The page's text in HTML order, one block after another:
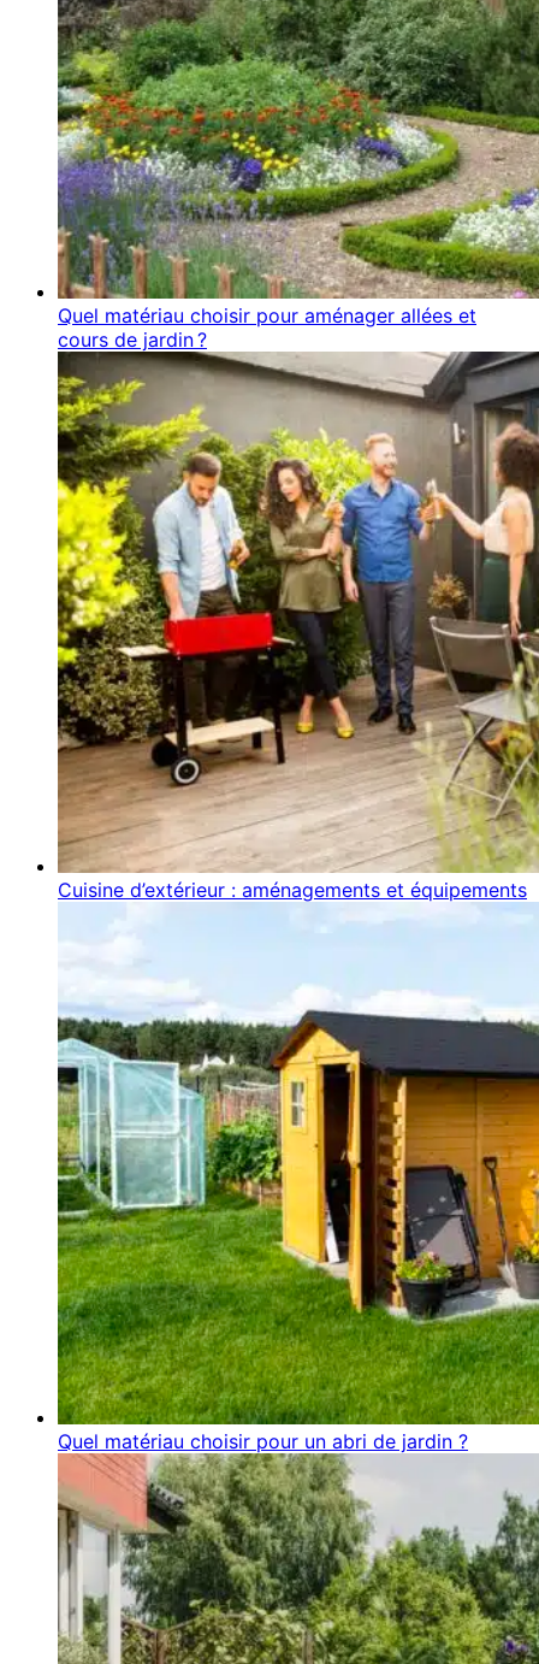
Quel matériau choisir pour aménager allées et
cours de jardin ?
Cuisine d’extérieur : aménagements et équipements
Quel matériau choisir pour un abri de jardin ?